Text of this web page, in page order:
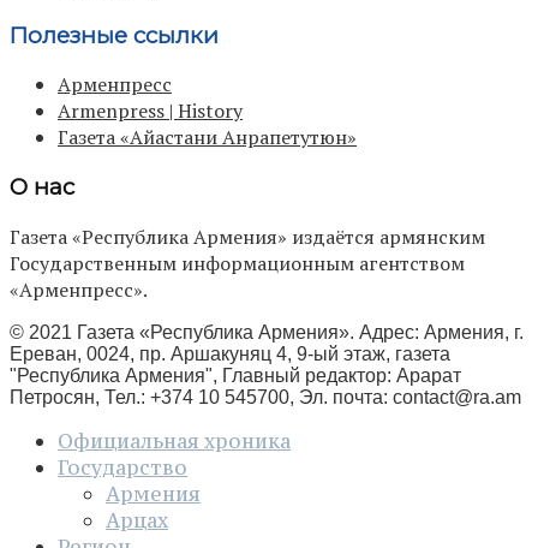
Полезные ссылки
Арменпресс
Armenpress | History
Газета «Айастани Анрапетутюн»
О нас
Газета «Республика Армения» издаётся армянским
Государственным информационным агентством
«Арменпресс».
© 2021 Газета «Республика Армения». Адрес: Армения, г.
Ереван, 0024, пр. Аршакуняц 4, 9-ый этаж, газета
"Республика Армения", Главный редактор: Арарат
Петросян, Тел.: +374 10 545700, Эл. почта: contact@ra.am
Официальная хроника
Государство
Армения
Арцах